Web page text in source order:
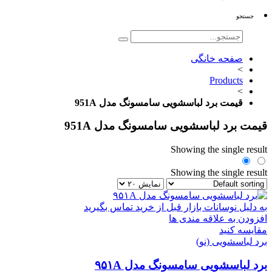
جستجو
صفحه خانگی
>
Products
>
قیمت برد لباسشویی سامسونگ مدل 951A
قیمت برد لباسشویی سامسونگ مدل 951A
Showing the single result
Showing the single result
به دلیل نوسانات بازار قبل از خرید تماس بگیرید
افزودن به علاقه مندی ها
مقایسه کنید
برد لباسشویی (نو)
برد لباسشویی سامسونگ مدل ۹۵۱A